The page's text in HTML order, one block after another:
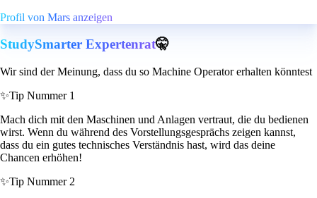
Profil von Mars anzeigen
StudySmarter Expertenrat🤫
Wir sind der Meinung, dass du so Machine Operator erhalten könntest
✨Tip Nummer 1
Mach dich mit den Maschinen und Anlagen vertraut, die du bedienen
wirst. Wenn du während des Vorstellungsgesprächs zeigen kannst,
dass du ein gutes technisches Verständnis hast, wird das deine
Chancen erhöhen!
✨Tip Nummer 2